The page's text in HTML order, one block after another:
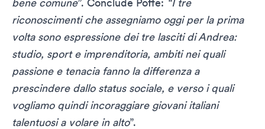
bene comune”. Conclude Poffe: “I tre
riconoscimenti che assegniamo oggi per la prima
volta sono espressione dei tre lasciti di Andrea:
studio, sport e imprenditoria, ambiti nei quali
passione e tenacia fanno la differenza a
prescindere dallo status sociale, e verso i quali
vogliamo quindi incoraggiare giovani italiani
talentuosi a volare in alto”.